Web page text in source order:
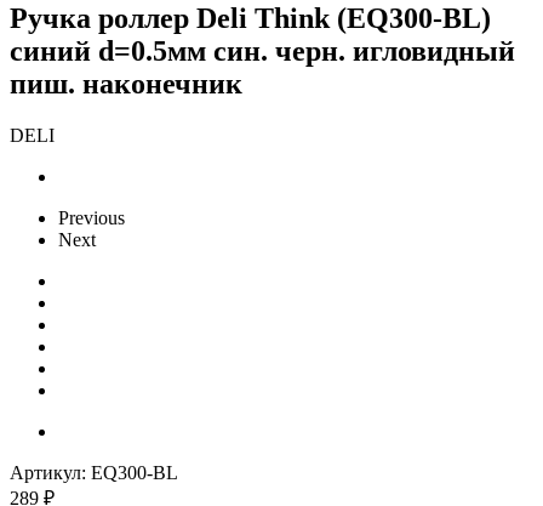
Ручка роллер Deli Think (EQ300-BL)
синий d=0.5мм син. черн. игловидный
пиш. наконечник
DELI
Previous
Next
Артикул: EQ300-BL
289 ₽